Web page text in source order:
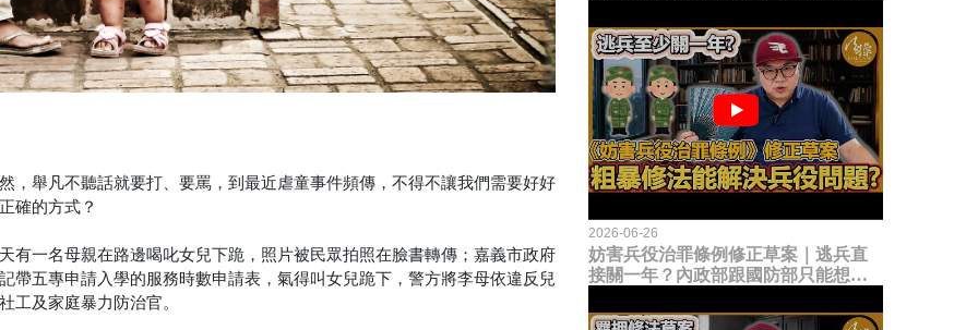
，舉凡不聽話就要打、要罵，到最近虐童事件頻傳，不得不讓我們需要好好
確的方式？
有一名母親在路邊喝叱女兒下跪，照片被民眾拍照在臉書轉傳；嘉義市政府
帶五專申請入學的服務時數申請表，氣得叫女兒跪下，警方將李母依違反兒
工及家庭暴力防治官。
臉？
2026-06-26
妨害兵役治罪條例修正草案｜逃兵直
接關一年？內政部跟國防部只能想到
題？